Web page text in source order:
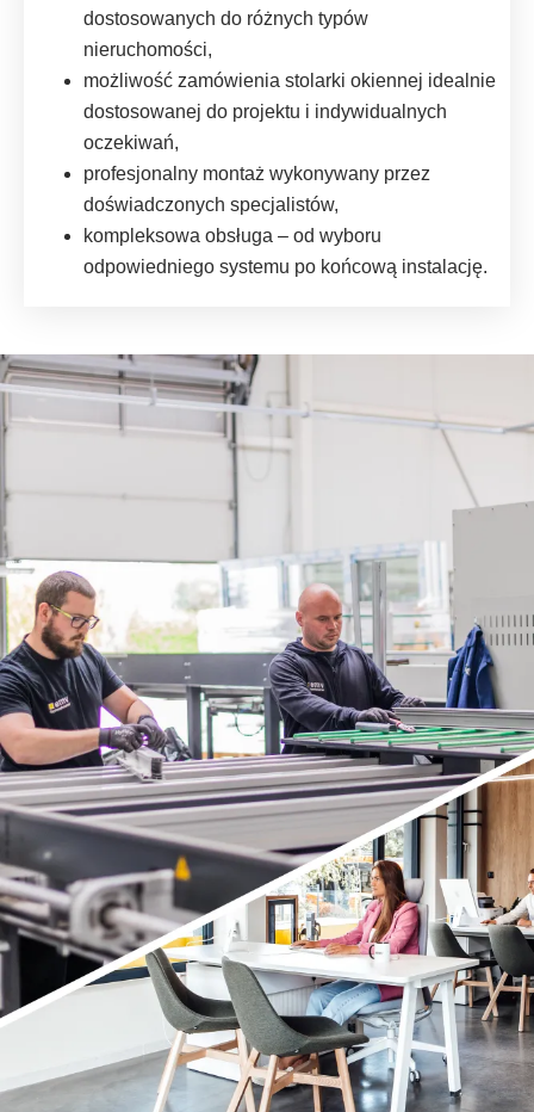
dostosowanych do różnych typów
nieruchomości,
możliwość zamówienia stolarki okiennej idealnie
dostosowanej do projektu i indywidualnych
oczekiwań,
profesjonalny montaż wykonywany przez
doświadczonych specjalistów,
kompleksowa obsługa – od wyboru
odpowiedniego systemu po końcową instalację.